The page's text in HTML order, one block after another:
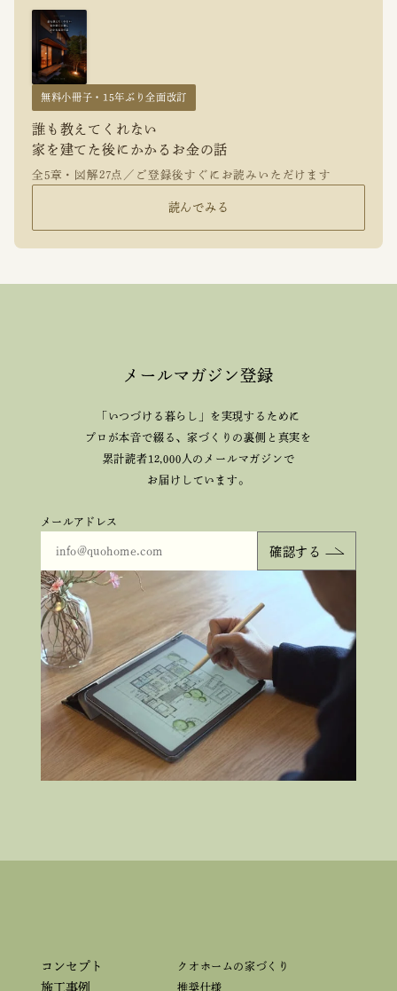
無料小冊子・15年ぶり全面改訂
誰も教えてくれない
家を建てた後にかかるお金の話
全5章・図解27点／ご登録後すぐにお読みいただけます
読んでみる
メールマガジン登録
「いつづける暮らし」を実現するために
プロが本音で綴る、家づくりの裏側と真実を
累計読者12,000人のメールマガジンで
お届けしています。
メールアドレス
コンセプト
施工事例
クオホームの家づくり
推奨仕様